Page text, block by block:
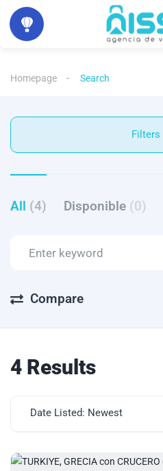
Homepage Search
All (4) Disponible (0)
Compare
4 Results
Date Listed: Newest